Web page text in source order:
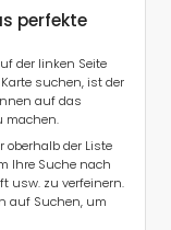
perfekte
der linken Seite
suchen, ist der
auf das
machen.
oberhalb der Liste
Ihre Suche nach
usw. zu verfeinern.
auf Suchen, um